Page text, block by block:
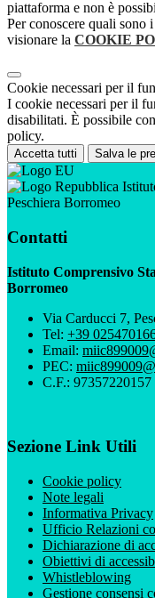
piattaforma e non è
Per conoscere quali sono
visionare la COOKIE
Cookie necessari per il
I cookie necessari per il
disabilitati. È possibile
policy.
Accetta tutti Salva le
Peschiera Borromeo
Contatti
Istituto Comprensivo
Borromeo
Via Carducci 7,
Tel: +39
Email:
PEC:
C.F.: 97357220157
Sezione Link Utili
Cookie policy
Note legali
Informativa Privacy
Ufficio Relazioni
Dichiarazione di
Obiettivi di
Whistleblowing
Gestione consensi